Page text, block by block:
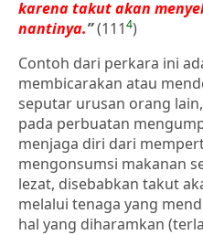
karena takut akan
nantinya.”(1114)
Contoh dari perkara ini
membicarakan atau
seputar urusan orang
pada perbuatan
menjaga diri dari
mengonsumsi makanan
lezat, disebabkan takut
melalui tenaga yang
hal yang diharamkan